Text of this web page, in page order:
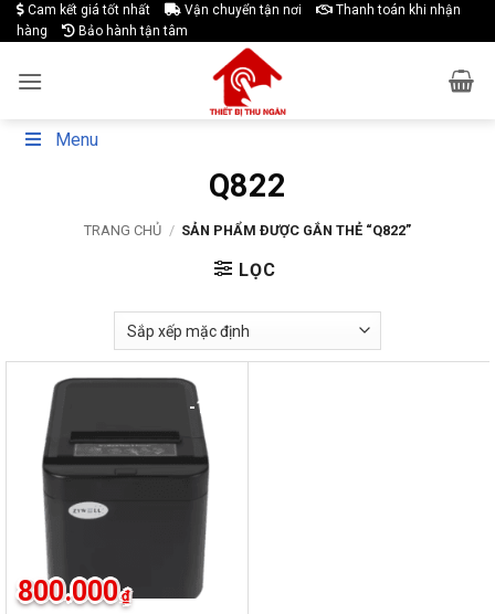
Skip
to
Cam kết giá tốt nhất Vận chuyển tận nơi
Thanh toán khi nhận
hàng
Bảo hành tận tâm
Menu
Q822
TRANG CHỦ / SẢN PHẨM ĐƯỢC GẮN THẺ “Q822”
LỌC
-19%
800.000 ₫